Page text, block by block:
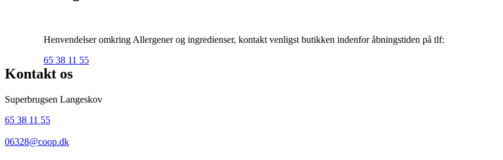
Henvendelser omkring Allergener og ingredienser, kontakt venligst butikken indenfor åbningstiden på tlf:
65 38 11 55
Kontakt os
Superbrugsen Langeskov
65 38 11 55
06328@coop.dk